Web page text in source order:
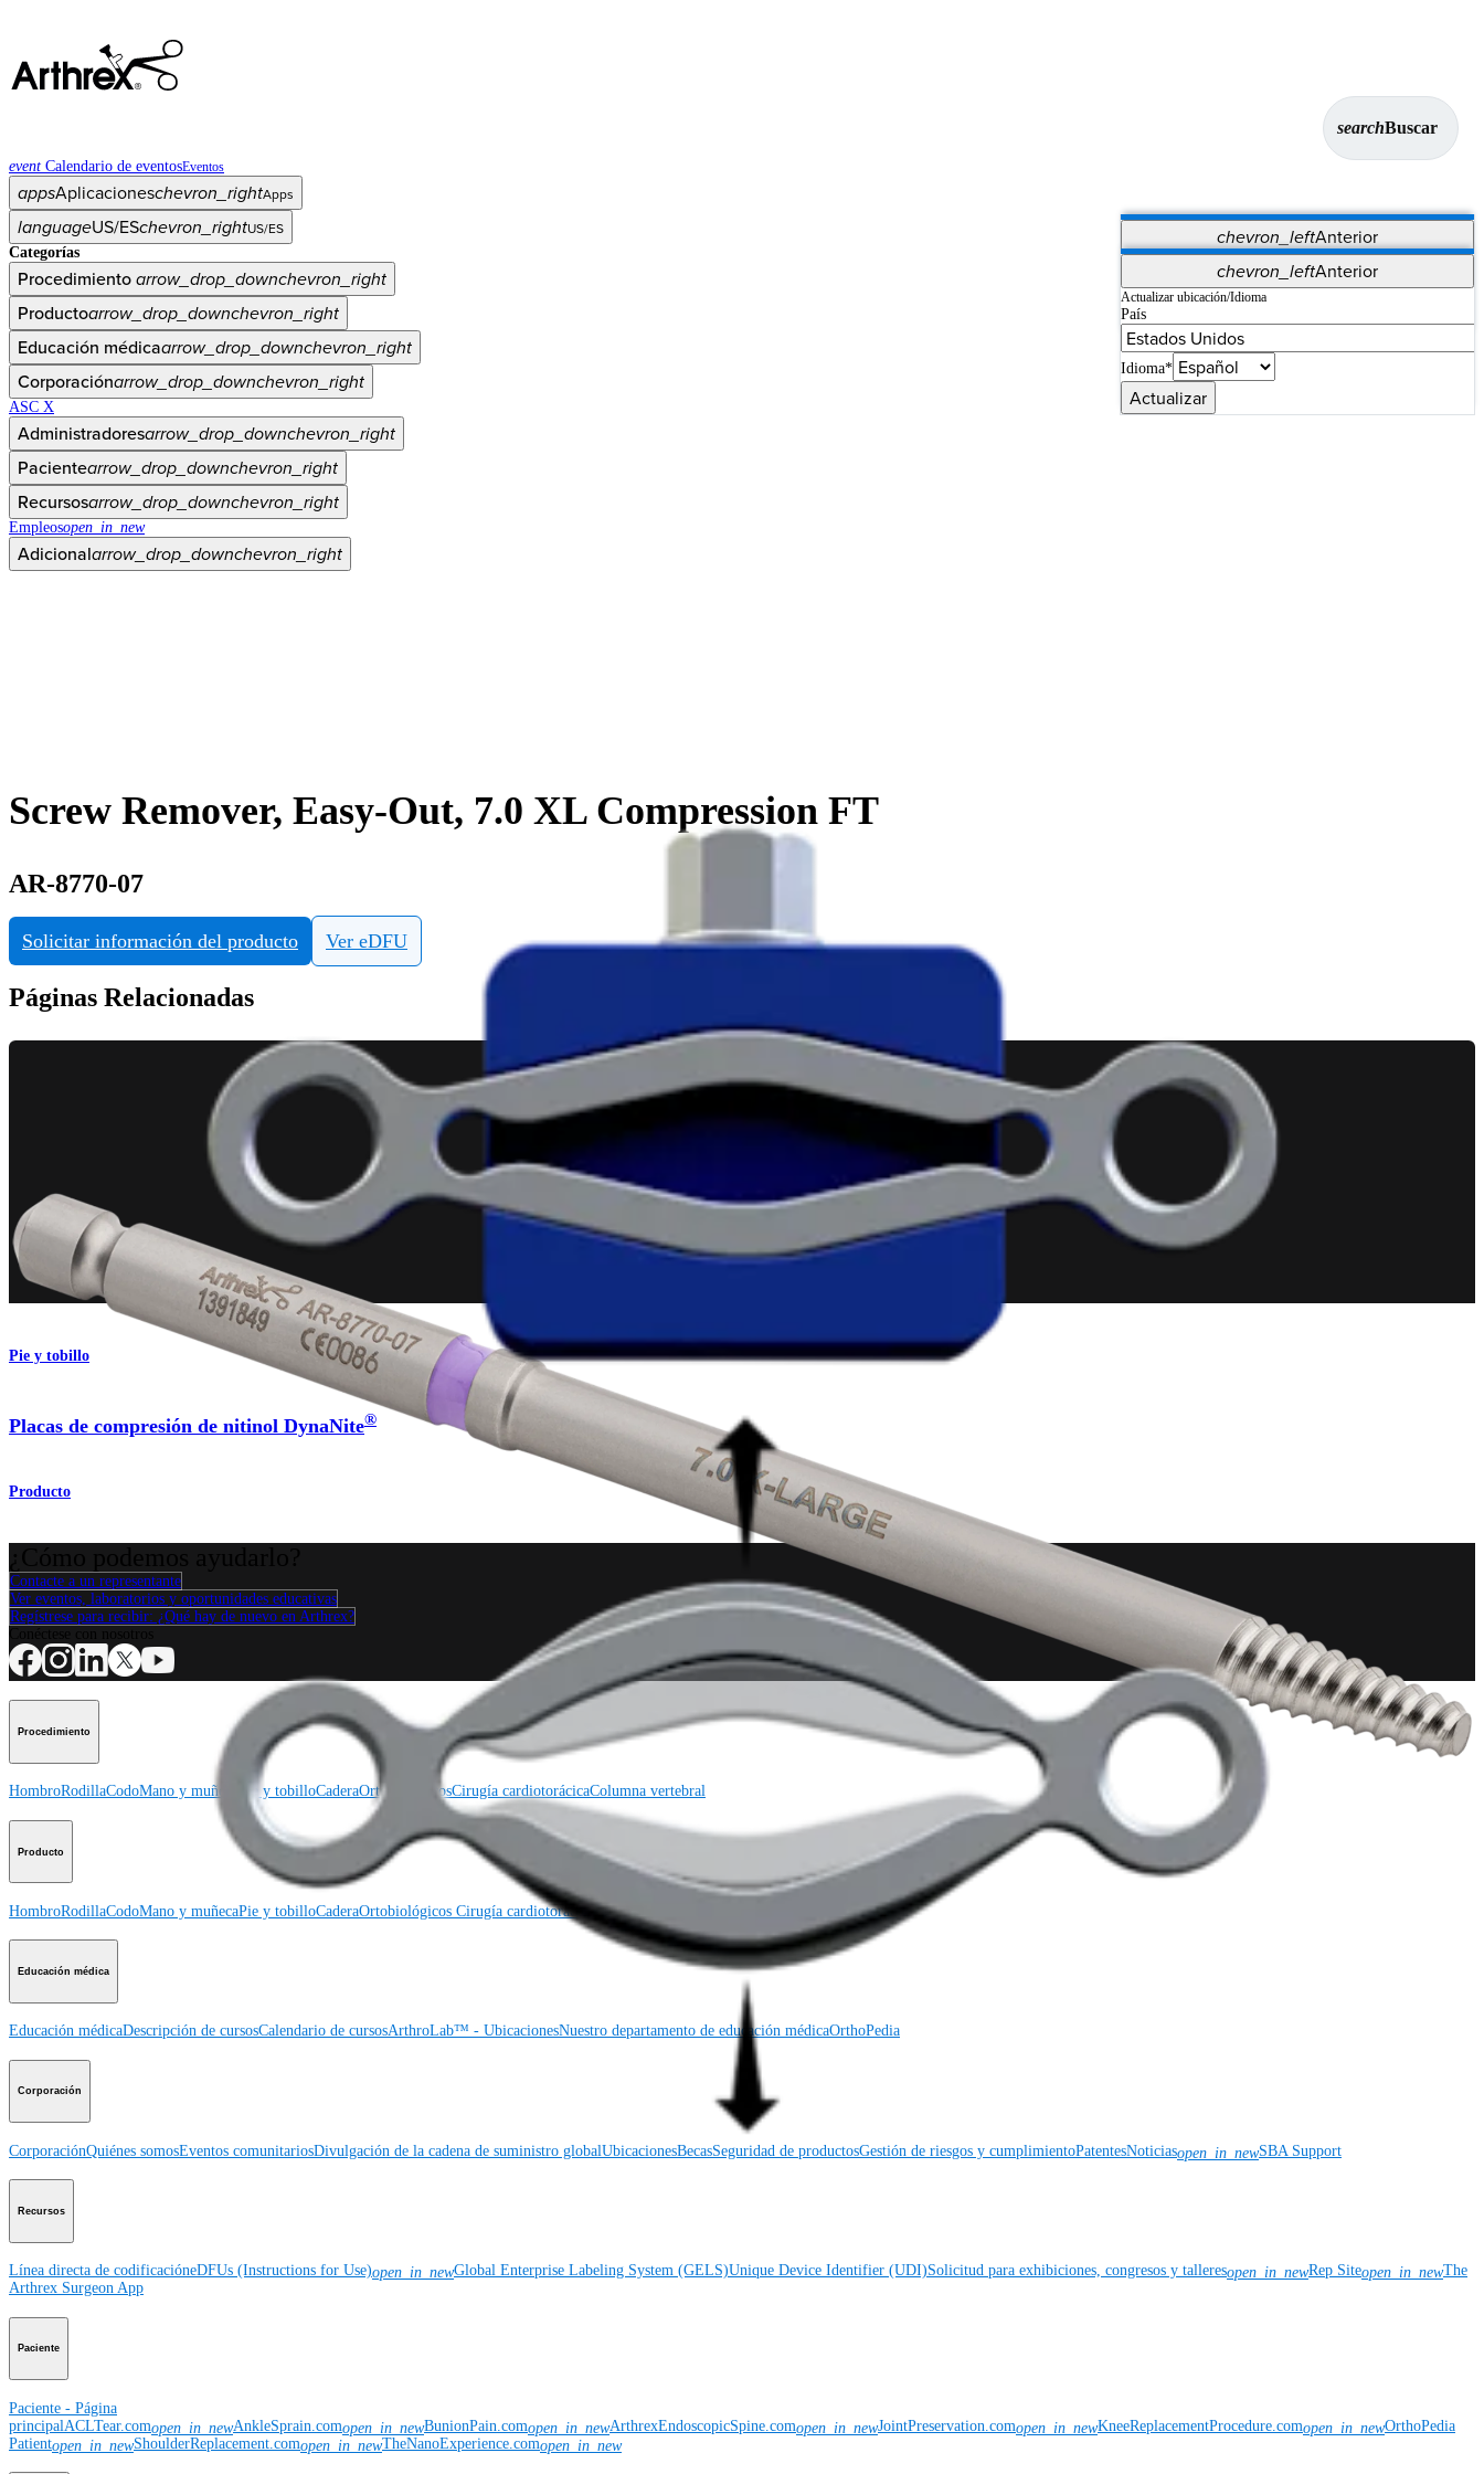
searchBuscar
event Calendario de eventosEventos
appsAplicacioneschevron_rightApps
chevron_leftAnterior
Vet Systems OrthoPedia Patient
Supplier Portal
Synergy Imaging & Resection
languageUS/ESchevron_rightUS/ES
chevron_leftAnterior
Actualizar ubicación/Idioma
País
Idioma*
Actualizar
Categorías
Procedimientoarrow_drop_downchevron_right
Productoarrow_drop_downchevron_right
Educación médicaarrow_drop_downchevron_right
Corporaciónarrow_drop_downchevron_right
ASC X
Administradoresarrow_drop_downchevron_right
Pacientearrow_drop_downchevron_right
Recursosarrow_drop_downchevron_right
Empleosopen_in_new
Adicionalarrow_drop_downchevron_right
Screw Remover, Easy-Out, 7.0 XL Compression FT
AR-8770-07
Solicitar información del producto Ver eDFU
Páginas Relacionadas
Pie y tobillo
Placas de compresión de nitinol DynaNite®
Producto
Contacte a un representante
Ver eventos, laboratorios y oportunidades educativas
Regístrese para recibir: ¿Qué hay de nuevo en Arthrex?
Procedimiento
HombroRodillaCodoMano y muñeca Pie y tobilloCaderaOrtobiológicosCirugía cardiotorácicaColumna vertebral
Producto
HombroRodillaCodoMano y muñecaPie y tobilloCaderaOrtobiológicos Cirugía cardiotorácicaColumna vertebral
Educación médica
Educación médicaDescripción de cursosCalendario de cursosArthroLab™ - UbicacionesNuestro departamento de educación médicaOrthoPedia
Corporación
CorporaciónQuiénes somosEventos comunitariosDivulgación de la cadena de suministro globalUbicacionesBecasSeguridad de productosGestión de riesgos y cumplimientoPatentesNoticiasopen_in_newSBA Support
Recursos
Línea directa de codificacióneDFUs (Instructions for Use)open_in_newGlobal Enterprise Labeling System (GELS)Unique Device Identifier (UDI)Solicitud para exhibiciones, congresos y talleresopen_in_newRep Siteopen_in_newThe
Arthrex Surgeon App
Paciente
Paciente - Página
principalACLTear.comopen_in_newAnkleSprain.comopen_in_newBunionPain.comopen_in_newArthrexEndoscopicSpine.comopen_in_newJointPreservation.comopen_in_newKneeReplacementProcedure.comopen_in_newOrthoPedia
Patientopen_in_newShoulderReplacement.comopen_in_newTheNanoExperience.comopen_in_new